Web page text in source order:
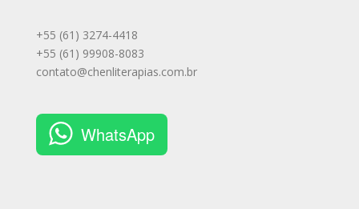
+55 (61) 3274-4418
+55 (61) 99908-8083
contato@chenliterapias.com.br
WhatsApp